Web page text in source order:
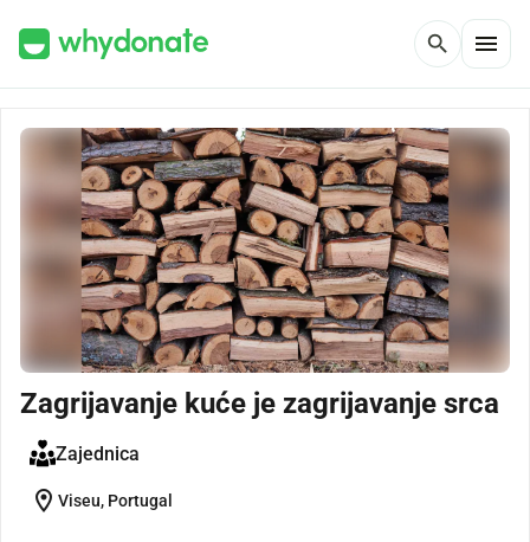
search menu
Zagrijavanje kuće je zagrijavanje srca
Zajednica
location_on Viseu, Portugal